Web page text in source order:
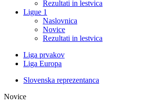
Rezultati in lestvica
Ligue 1
Naslovnica
Novice
Rezultati in lestvica
Liga prvakov
Liga Europa
Slovenska reprezentanca
Novice